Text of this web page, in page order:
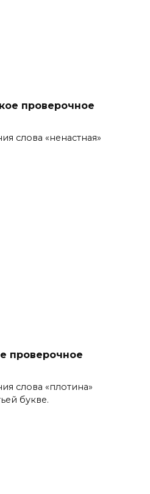
проверочное
слова «ненастная»
проверочное
слова «плотина»
букве.